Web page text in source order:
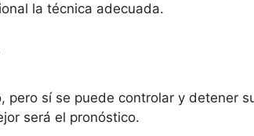
la técnica adecuada.
sí se puede controlar y detener
será el pronóstico.